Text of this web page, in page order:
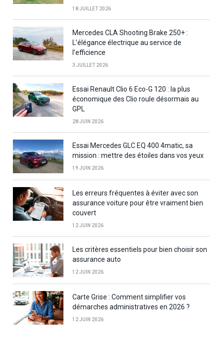
18 JUILLET 2026
Mercedes CLA Shooting Brake 250+ :
L’élégance électrique au service de
l’efficience
3 JUILLET 2026
Essai Renault Clio 6 Eco-G 120 : la plus
économique des Clio roule désormais au
GPL
28 JUIN 2026
Essai Mercedes GLC EQ 400 4matic, sa
mission : mettre des étoiles dans vos yeux
19 JUIN 2026
Les erreurs fréquentes à éviter avec son
assurance voiture pour être vraiment bien
couvert
12 JUIN 2026
Les critères essentiels pour bien choisir son
assurance auto
12 JUIN 2026
Carte Grise : Comment simplifier vos
démarches administratives en 2026 ?
12 JUIN 2026